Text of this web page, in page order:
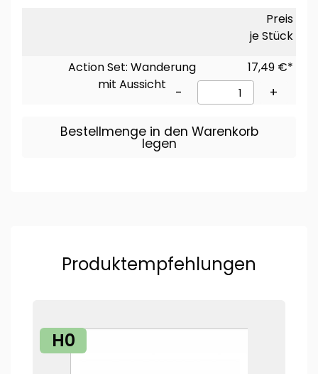
Preis
je Stück
Action Set: Wanderung
mit Aussicht
17,49 €*
- +
Bestellmenge in den Warenkorb
legen
Produktempfehlungen
H0